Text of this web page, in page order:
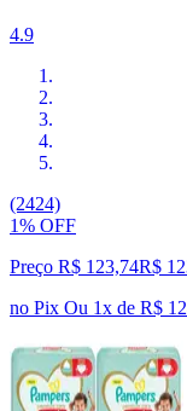
4.9
(2424)
1% OFF
Preço R$ 123,74R$
no Pix Ou 1x de R$